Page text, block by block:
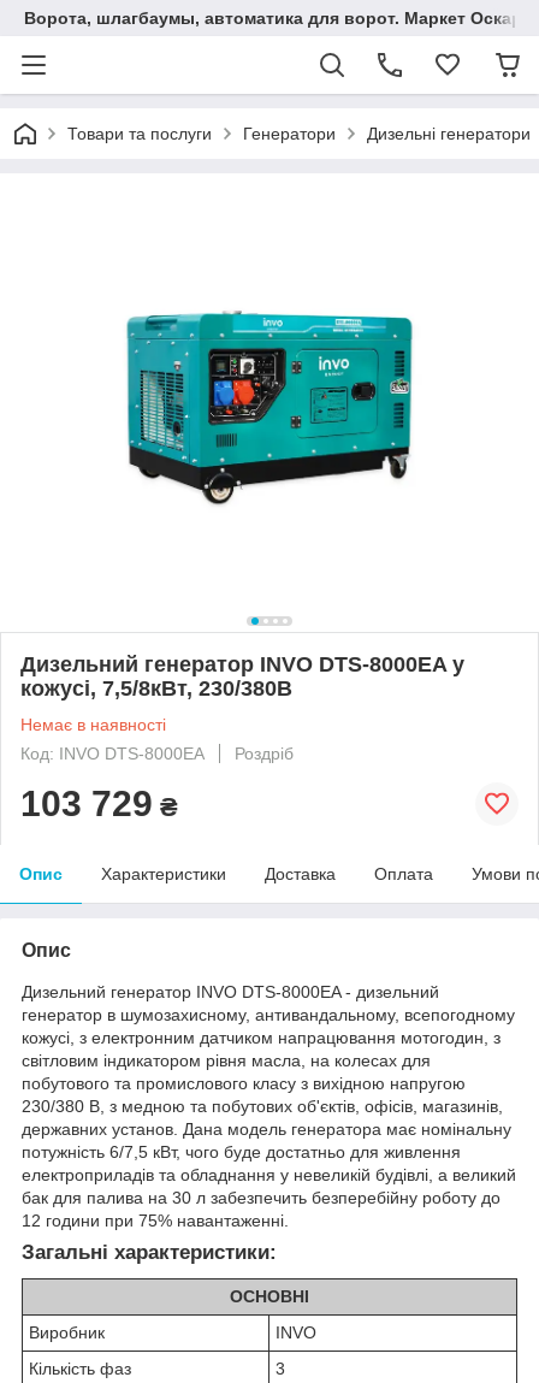
Ворота, шлагбаумы, автоматика для ворот. Маркет Оскар.
Товари та послуги Генератори Дизельні генератори
Дизельний генератор INVO DTS-8000EA у
кожусі, 7,5/8кВт, 230/380В
Немає в наявності
Код: INVO DTS-8000EA
Роздріб
103 729 ₴
Опис Характеристики Доставка Оплата Умови
Опис
Дизельний генератор INVO DТS-8000EA - дизельний
генератор в шумозахисному, антивандальному, всепогодному
кожусі, з електронним датчиком напрацювання мотогодин, з
світловим індикатором рівня масла, на колесах для
побутового та промислового класу з вихідною напругою
230/380 В, з медною та побутових об'єктів, офісів, магазинів,
державних установ. Дана модель генератора має номінальну
потужність 6/7,5 кВт, чого буде достатньо для живлення
електроприладів та обладнання у невеликій будівлі, а великий
бак для палива на 30 л забезпечить безперебійну роботу до
12 години при 75% навантаженні.
Загальні характеристики:
ОСНОВНІ
Виробник
INVO
Кількість фаз
3